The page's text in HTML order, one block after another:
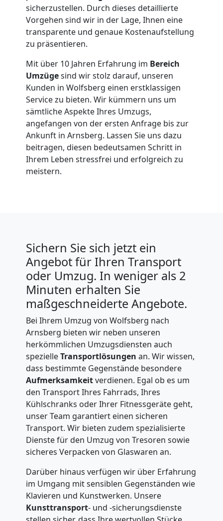
sicherzustellen. Durch dieses detaillierte
Vorgehen sind wir in der Lage, Ihnen eine
transparente und genaue Kostenaufstellung
zu präsentieren.
Mit über 10 Jahren Erfahrung im Bereich
Umzügesind wir stolz darauf, unseren
Kunden in Wolfsberg einen erstklassigen
Service zu bieten. Wir kümmern uns um
sämtliche Aspekte Ihres Umzugs,
angefangen von der ersten Anfrage bis zur
Ankunft in Arnsberg. Lassen Sie uns dazu
beitragen, diesen bedeutsamen Schritt in
Ihrem Leben stressfrei und erfolgreich zu
meistern.
Sichern Sie sich jetzt ein
Angebot für Ihren Transport
oder Umzug. In weniger als 2
Minuten erhalten Sie
maßgeschneiderte Angebote.
Bei Ihrem Umzug von Wolfsberg nach
Arnsberg bieten wir neben unseren
herkömmlichen Umzugsdiensten auch
spezielleTransportlösungen an. Wir wissen,
dass bestimmte Gegenstände besondere
Aufmerksamkeitverdienen. Egal ob es um
den Transport Ihres Fahrrads, Ihres
Kühlschranks oder Ihrer Fitnessgeräte geht,
unser Team garantiert einen sicheren
Transport. Wir bieten zudem spezialisierte
Dienste für den Umzug von Tresoren sowie
sicheres Verpacken von Glaswaren an.
Darüber hinaus verfügen wir über Erfahrung
im Umgang mit sensiblen Gegenständen wie
Klavieren und Kunstwerken. Unsere
Kunsttransport- und -sicherungsdienste